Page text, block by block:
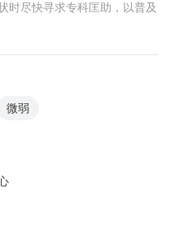
时尽快寻求专科匡助，以普及
微弱